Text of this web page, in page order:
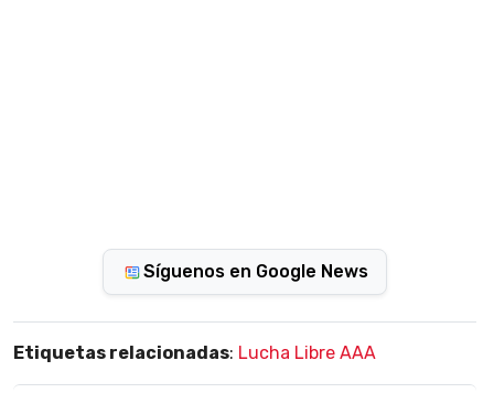
Síguenos en Google News
Etiquetas relacionadas: Lucha Libre AAA